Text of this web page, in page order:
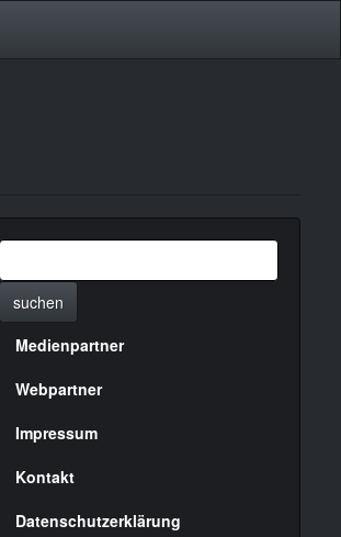
suchen
Menülinks
rechte
Seite
Medienpartner
Webpartner
Impressum
Kontakt
Datenschutzerklärung